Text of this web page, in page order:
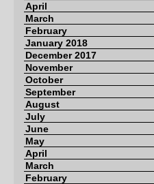
April
March
February
January 2018
December 2017
November
October
September
August
July
June
May
April
March
February